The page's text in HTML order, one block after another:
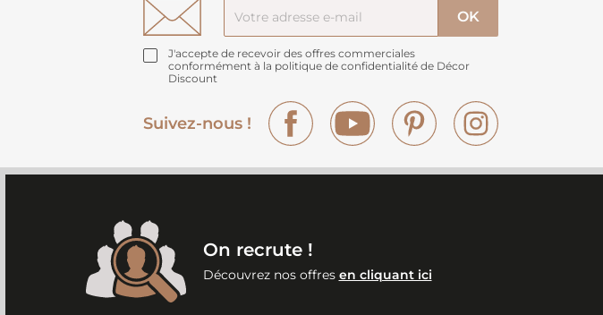
J'accepte de recevoir des offres commerciales
conformément à la politique de confidentialité de Décor
Discount
Suivez-nous !
Facebook YouTube Pinterest
On recrute !
Découvrez nos offres en cliquant ici